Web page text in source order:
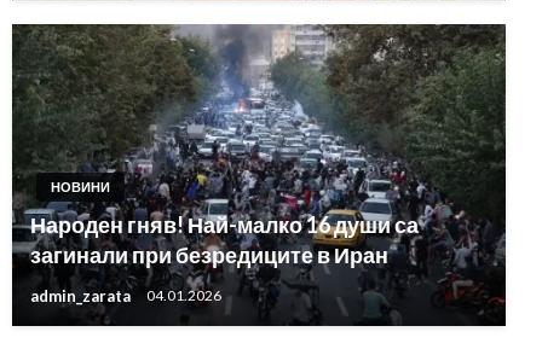
НОВИНИ
Народен гняв! Най-малко 16 души са
загинали при безредиците в Иран
admin_zarata 04.01.2026